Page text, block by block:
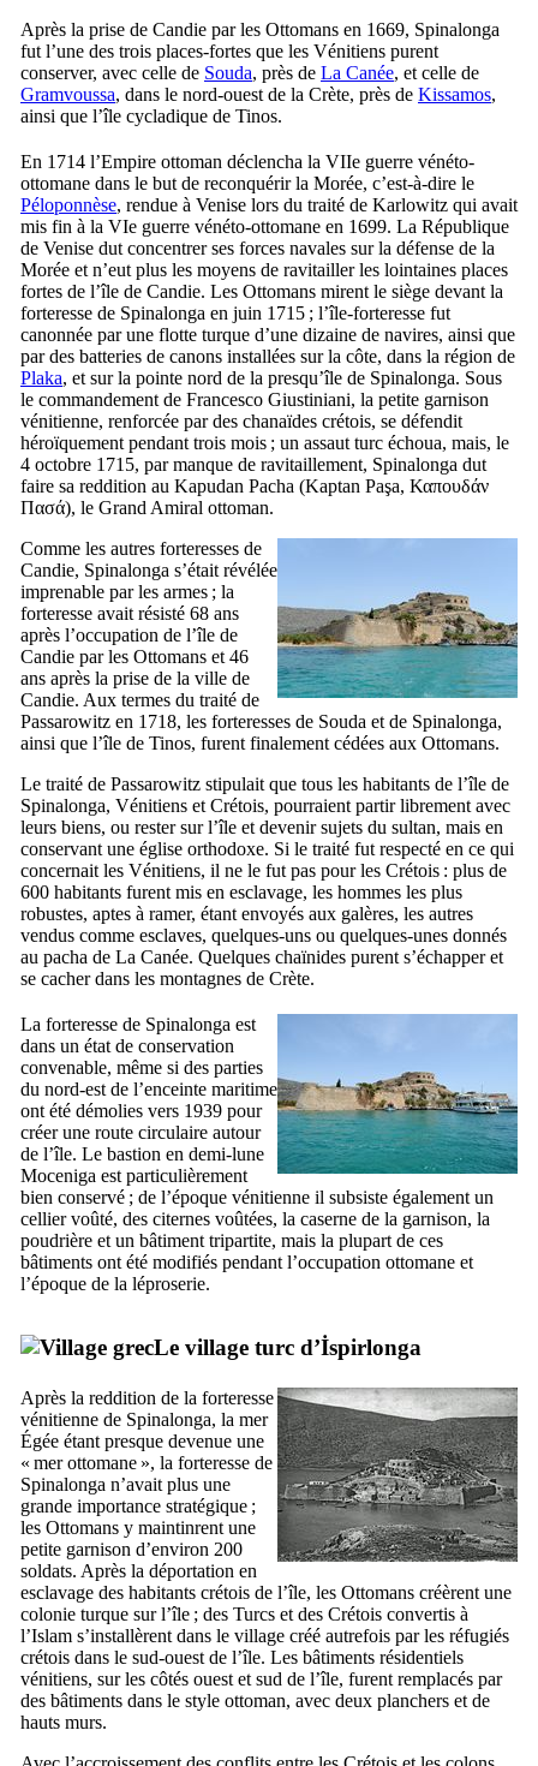
Après la prise de Candie par les Ottomans en 1669, Spinalonga
fut l’une des trois places-fortes que les Vénitiens purent
conserver, avec celle de Souda, près de La Canée, et celle de
Gramvoussa, dans le nord-ouest de la Crète, près de Kissamos,
ainsi que l’île cycladique de Tinos.
En 1714 l’Empire ottoman déclencha la VIIe guerre vénéto-
ottomane dans le but de reconquérir la Morée, c’est-à-dire le
Péloponnèse, rendue à Venise lors du traité de Karlowitz qui avait
mis fin à la VIe guerre vénéto-ottomane en 1699. La République
de Venise dut concentrer ses forces navales sur la défense de la
Morée et n’eut plus les moyens de ravitailler les lointaines places
fortes de l’île de Candie. Les Ottomans mirent le siège devant la
forteresse de Spinalonga en juin 1715 ; l’île-forteresse fut
canonnée par une flotte turque d’une dizaine de navires, ainsi que
par des batteries de canons installées sur la côte, dans la région de
Plaka, et sur la pointe nord de la presqu’île de Spinalonga. Sous
le commandement de Francesco Giustiniani, la petite garnison
vénitienne, renforcée par des chanaïdes crétois, se défendit
héroïquement pendant trois mois ; un assaut turc échoua, mais, le
4 octobre 1715, par manque de ravitaillement, Spinalonga dut
faire sa reddition au Kapudan Pacha (Kaptan Paşa, Καπουδάν
Πασά), le Grand Amiral ottoman.
Comme les autres forteresses de
Candie, Spinalonga s’était révélée
imprenable par les armes ; la
forteresse avait résisté 68 ans
après l’occupation de l’île de
Candie par les Ottomans et 46
ans après la prise de la ville de
Candie. Aux termes du traité de
Passarowitz en 1718, les forteresses de Souda et de Spinalonga,
ainsi que l’île de Tinos, furent finalement cédées aux Ottomans.
Le traité de Passarowitz stipulait que tous les habitants de l’île de
Spinalonga, Vénitiens et Crétois, pourraient partir librement avec
leurs biens, ou rester sur l’île et devenir sujets du sultan, mais en
conservant une église orthodoxe. Si le traité fut respecté en ce qui
concernait les Vénitiens, il ne le fut pas pour les Crétois : plus de
600 habitants furent mis en esclavage, les hommes les plus
robustes, aptes à ramer, étant envoyés aux galères, les autres
vendus comme esclaves, quelques-uns ou quelques-unes donnés
au pacha de La Canée. Quelques chaïnides purent s’échapper et
se cacher dans les montagnes de Crète.
La forteresse de Spinalonga est
dans un état de conservation
convenable, même si des parties
du nord-est de l’enceinte maritime
ont été démolies vers 1939 pour
créer une route circulaire autour
de l’île. Le bastion en demi-lune
Moceniga est particulièrement
bien conservé ; de l’époque vénitienne il subsiste également un
cellier voûté, des citernes voûtées, la caserne de la garnison, la
poudrière et un bâtiment tripartite, mais la plupart de ces
bâtiments ont été modifiés pendant l’occupation ottomane et
l’époque de la léproserie.
Le village turc d’İspirlonga
Après la reddition de la forteresse
vénitienne de Spinalonga, la mer
Égée étant presque devenue une
« mer ottomane », la forteresse de
Spinalonga n’avait plus une
grande importance stratégique ;
les Ottomans y maintinrent une
petite garnison d’environ 200
soldats. Après la déportation en
esclavage des habitants crétois de l’île, les Ottomans créèrent une
colonie turque sur l’île ; des Turcs et des Crétois convertis à
l’Islam s’installèrent dans le village créé autrefois par les réfugiés
crétois dans le sud-ouest de l’île. Les bâtiments résidentiels
vénitiens, sur les côtés ouest et sud de l’île, furent remplacés par
des bâtiments dans le style ottoman, avec deux planchers et de
hauts murs.